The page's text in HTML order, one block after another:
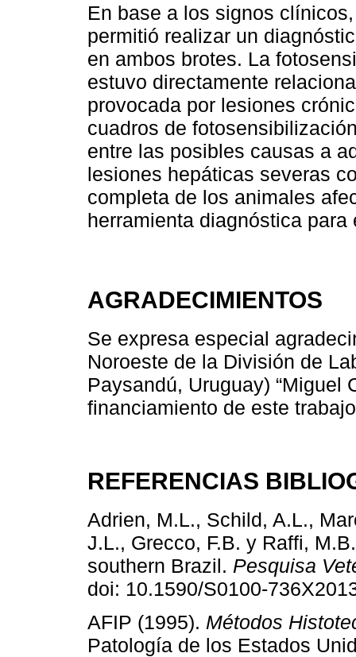
En base a los signos
permitió realizar un
en ambos brotes. La
estuvo directamente
provocada por lesiones
cuadros de
entre las posibles causas a
lesiones hepáticas severas
completa de los animales
herramienta diagnóstica para
AGRADECIMIENTOS
Se expresa especial
Noroeste de la División de
Paysandú, Uruguay) “Miguel
financiamiento de este
REFERENCIAS
Adrien, M.L., Schild, A.L.,
J.L., Grecco, F.B. y Raffi,
southern Brazil. Pesquisa
doi: 10.1590/S0100-
AFIP (1995). Métodos
Patología de los Estados